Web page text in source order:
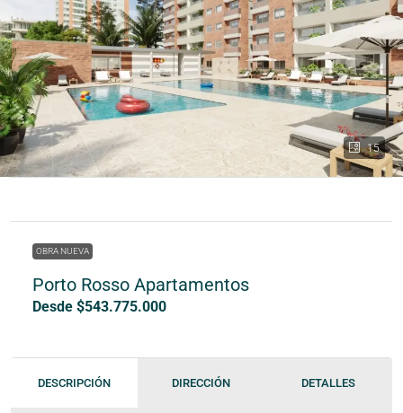
15
OBRA NUEVA
Porto Rosso Apartamentos
Desde $543.775.000
DESCRIPCIÓN DIRECCIÓN DETALLES